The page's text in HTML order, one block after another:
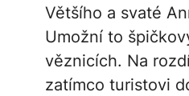
Většího a svaté
Umožní to
věznicích. Na
zatímco turistovi